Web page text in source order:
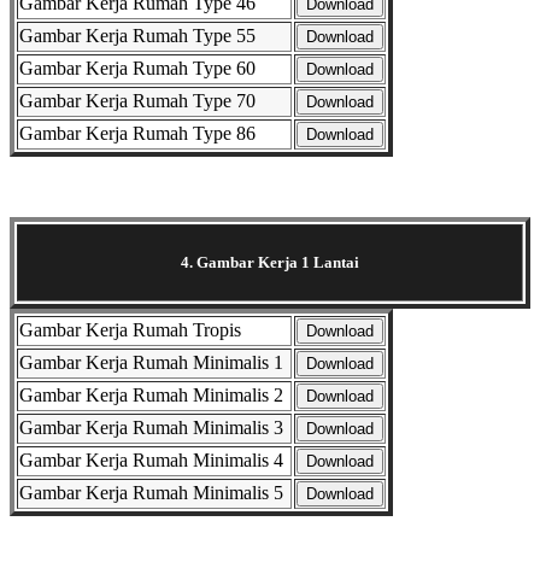
Download
Gambar Kerja Rumah Type 55 Download
Gambar Kerja Rumah Type 60 Download
Gambar Kerja Rumah Type 70 Download
Gambar Kerja Rumah Type 86 Download
4. Gambar Kerja 1 Lantai
Gambar Kerja Rumah Tropis Download
Gambar Kerja Rumah Minimalis 1 Download
Gambar Kerja Rumah Minimalis 2 Download
Gambar Kerja Rumah Minimalis 3 Download
Gambar Kerja Rumah Minimalis 4 Download
Gambar Kerja Rumah Minimalis 5 Download